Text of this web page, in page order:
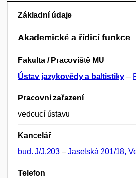
Základní údaje
Akademické a řídicí funkce
Fakulta / Pracoviště MU
Ústav jazykovědy a baltistiky –
Pracovní zařazení
vedoucí ústavu
Kancelář
bud. J/J.203 – Jaselská 201/18,
Telefon